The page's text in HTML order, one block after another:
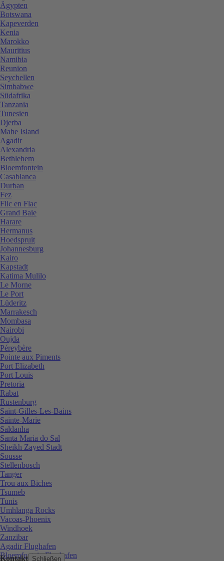
Kontakt Schließen
Ägypten
Botswana
Kapeverden
Kenia
Marokko
Mauritius
Namibia
Reunion
Seychellen
Simbabwe
Südafrika
Tanzania
Tunesien
Djerba
Mahe Island
Agadir
Alexandria
Bethlehem
Bloemfontein
Casablanca
Durban
Fez
Flic en Flac
Grand Baie
Harare
Hermanus
Hoedspruit
Johannesburg
Kairo
Kapstadt
Katima Mulilo
Le Morne
Le Port
Lüderitz
Marrakesch
Mombasa
Nairobi
Oujda
Péreybère
Pointe aux Piments
Port Elizabeth
Port Louis
Pretoria
Rabat
Rustenburg
Saint-Gilles-Les-Bains
Sainte-Marie
Saldanha
Santa Maria do Sal
Sheikh Zayed Stadt
Sousse
Stellenbosch
Tanger
Trou aux Biches
Tsumeb
Tunis
Umhlanga Rocks
Vacoas-Phoenix
Windhoek
Zanzibar
Agadir Flughafen
Bloemfontein Flughafen